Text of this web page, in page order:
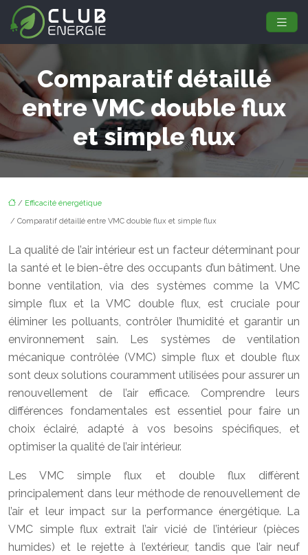
Comparatif détaillé
entre VMC double flux
et simple flux
/ Efficacité énergétique
/ Comparatif détaillé entre VMC double flux et simple flux
La qualité de l’air intérieur est un facteur déterminant pour
la santé et le bien-être des occupants d’un bâtiment. Une
bonne ventilation, via des systèmes comme la VMC
simple flux et la VMC double flux, est cruciale pour
éliminer les polluants, contrôler l’humidité et garantir un
environnement sain. Les systèmes de ventilation
mécanique contrôlée (VMC) simple flux et double flux
sont deux solutions couramment utilisées pour assurer un
renouvellement de l’air efficace. Comprendre leurs
différences fondamentales est essentiel pour faire un
choix éclairé, adapté à vos besoins spécifiques, et
optimiser la qualité de l’air intérieur.
Les VMC simple flux et double flux diffèrent
principalement dans leur méthode de renouvellement de
l’air et leur impact sur la performance énergétique. La
VMC simple flux extrait l’air vicié de l’intérieur (pièces
humides) et le rejette à l’extérieur, tandis que l’air neuf